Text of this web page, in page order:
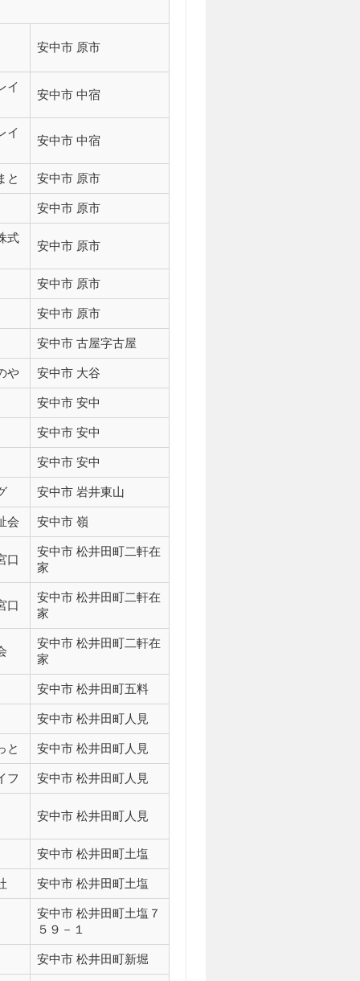
安中市 原市
イ
安中市 中宿
イ
安中市 中宿
と 安中市 原市
安中市 原市
式
安中市 原市
安中市 原市
安中市 原市
安中市 古屋字古屋
や 安中市 大谷
安中市 安中
安中市 安中
安中市 安中
安中市 岩井東山
会 安中市 嶺
口
安中市 松井田町二軒在
家
口
安中市 松井田町二軒在
家
安中市 松井田町二軒在
家
安中市 松井田町五料
安中市 松井田町人見
と 安中市 松井田町人見
フ 安中市 松井田町人見
安中市 松井田町人見
安中市 松井田町土塩
安中市 松井田町土塩
安中市 松井田町土塩７
５９－１
安中市 松井田町新堀